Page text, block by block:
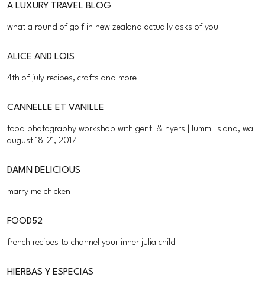
A LUXURY TRAVEL BLOG
what a round of golf in new zealand actually asks of you
ALICE AND LOIS
4th of july recipes, crafts and more
CANNELLE ET VANILLE
food photography workshop with gentl & hyers | lummi island, wa
august 18-21, 2017
DAMN DELICIOUS
marry me chicken
FOOD52
french recipes to channel your inner julia child
HIERBAS Y ESPECIAS